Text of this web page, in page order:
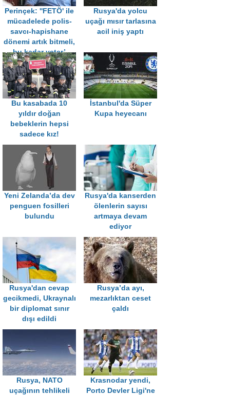
Perinçek: ''FETÖ' ile
mücadelede polis-
savcı-hapishane
dönemi artık bitmeli,
bu kadar yeter’
Rusya'da yolcu
uçağı mısır tarlasına
acil iniş yaptı
Bu kasabada 10
yıldır doğan
bebeklerin hepsi
sadece kız!
İstanbul'da Süper
Kupa heyecanı
Yeni Zelanda’da dev
penguen fosilleri
bulundu
Rusya'da kanserden
ölenlerin sayısı
artmaya devam
ediyor
Rusya'dan cevap
gecikmedi, Ukraynalı
bir diplomat sınır
dışı edildi
Rusya’da ayı,
mezarlıktan ceset
çaldı
Rusya, NATO
uçağının tehlikeli
Krasnodar yendi,
Porto Devler Ligi'ne